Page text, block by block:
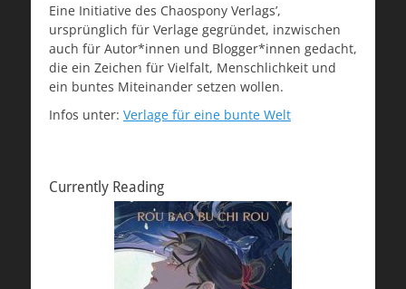
Eine Initiative des Chaospony Verlags’,
ursprünglich für Verlage gegründet, inzwischen
auch für Autor*innen und Blogger*innen gedacht,
die ein Zeichen für Vielfalt, Menschlichkeit und
ein buntes Miteinander setzen wollen.
Infos unter: Verlage für eine bunte Welt
Currently Reading